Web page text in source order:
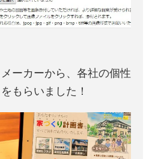
ーカーから、各社の個性
もらいました！